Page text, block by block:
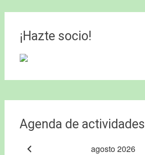
¡Hazte socio!
Agenda de actividades
agosto 2026